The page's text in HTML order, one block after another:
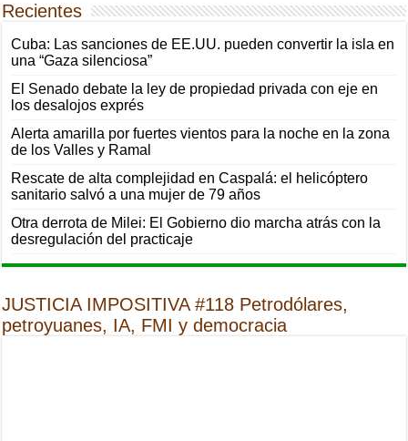
Recientes
Cuba: Las sanciones de EE.UU. pueden convertir la isla en
una “Gaza silenciosa”
El Senado debate la ley de propiedad privada con eje en
los desalojos exprés
Alerta amarilla por fuertes vientos para la noche en la zona
de los Valles y Ramal
Rescate de alta complejidad en Caspalá: el helicóptero
sanitario salvó a una mujer de 79 años
Otra derrota de Milei: El Gobierno dio marcha atrás con la
desregulación del practicaje
JUSTICIA IMPOSITIVA #118 Petrodólares,
petroyuanes, IA, FMI y democracia